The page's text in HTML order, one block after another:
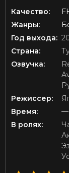
Качество:
Жанры:
Год выхода:
Страна:
Озвучка:
Режиссер:
Время:
—
В ролях: